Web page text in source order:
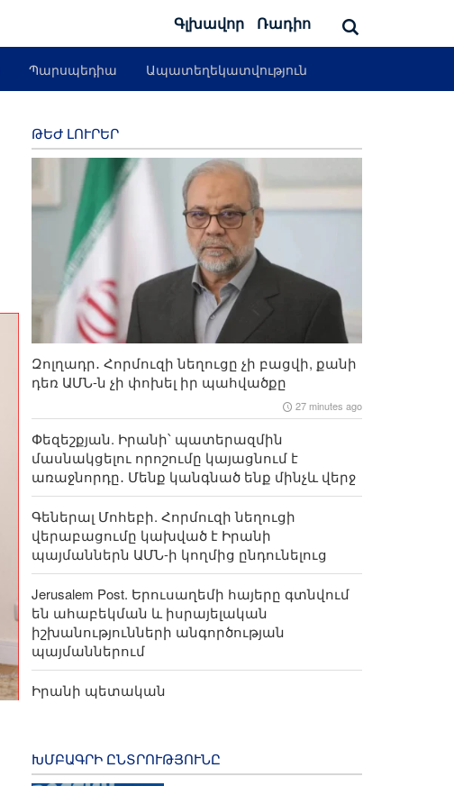
Գլխավոր Ռադիո
Պարսպեդիա Ապատեղեկատվություն
ԹԵԺ ԼՈՒՐԵՐ
Զոլղադր․ Հորմուզի նեղուցը չի բացվի, քանի
դեռ ԱՄՆ-ն չի փոխել իր պահվածքը
27 minutes ago
Փեզեշքյան. Իրանի՝ պատերազմին
մասնակցելու որոշումը կայացնում է
առաջնորդը․ Մենք կանգնած ենք մինչև վերջ
Գեներալ Մոհեբի. Հորմուզի նեղուցի
վերաբացումը կախված է Իրանի
պայմաններն ԱՄՆ-ի կողմից ընդունելուց
Jerusalem Post. Երուսաղեմի հայերը գտնվում
են ահաբեկման և իսրայելական
իշխանությունների անգործության
պայմաններում
Իրանի պետական
ԽՄԲԱԳՐԻ ԸՆՏՐՈՒԹՅՈՒՆԸ